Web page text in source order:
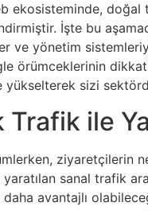
ekosisteminde,
İşte bu
ve yönetim
örümceklerinin
yükselterek sizi
ile
ziyaretçilerin
sanal trafik
avantajlı